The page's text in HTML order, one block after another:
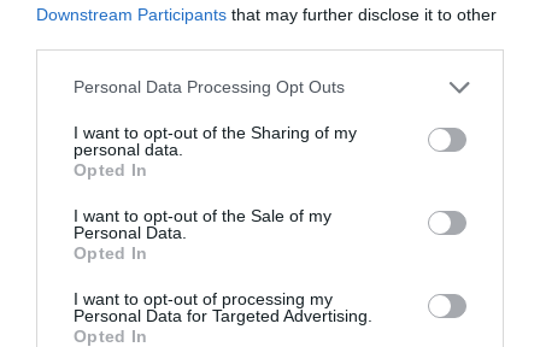
Downstream Participants that may further disclose it to other
Personal Data Processing Opt Outs
I want to opt-out of the Sharing of my
personal data.
Opted In
I want to opt-out of the Sale of my
Personal Data.
Opted In
I want to opt-out of processing my
Personal Data for Targeted Advertising.
Opted In
επόμενου επιπέδου και η διαθεσιμότητα εφαρμογών όπως το
άμυνας και προειδοποίησε να μην πιστεύουμε ότι ένα μόνο
εργαλείο μπορεί να κάνει τη δουλειά.
«Είναι σημαντικό να καταλάβουμε ότι δεν μπορεί ένα μόνο
κατέληξε.
πηγη:fortunegreece